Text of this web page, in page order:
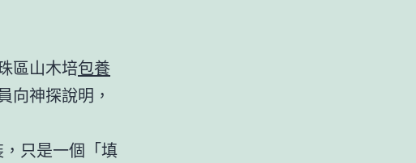
區山木培包養
向神探說明，
只是一個「填